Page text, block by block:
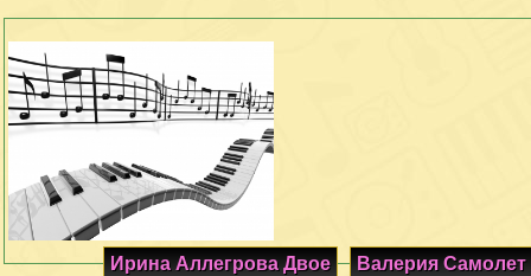
Валерия Самолет
Ирина Аллегрова Двое